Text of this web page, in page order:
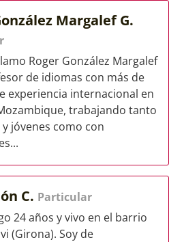
Margalef G.
Roger González Margalef
de idiomas con más de
experiencia internacional en
trabajando tanto
jóvenes como con
C. Particular
24 años y vivo en el barrio
(Girona). Soy de